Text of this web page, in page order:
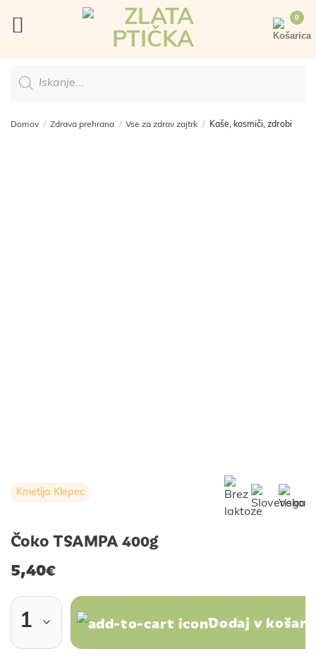
search
Domov / Zdrava prehrana / Vse za zdrav zajtrk / Kaše, kosmiči, zdrobi
Kmetija Klepec
Čoko TSAMPA 400g
5,40€
Dodaj v